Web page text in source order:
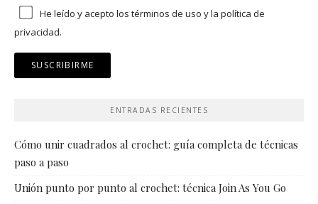
He leído y acepto los términos de uso yla política de
privacidad.
ENTRADAS RECIENTES
Cómo unir cuadrados al crochet: guía completa de técnicas
paso a paso
Unión punto por punto al crochet: técnica Join As You Go